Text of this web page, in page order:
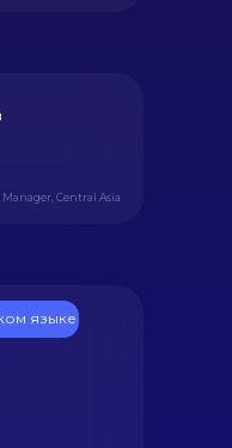
Central Asia
языке